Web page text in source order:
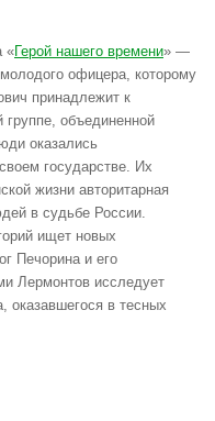
«Герой нашего времени» —
офицера, которому
принадлежит к
объединенной
оказались
государстве. Их
жизни авторитарная
в судьбе России.
ищет новых
Печорина и его
Лермонтов исследует
оказавшегося в тесных